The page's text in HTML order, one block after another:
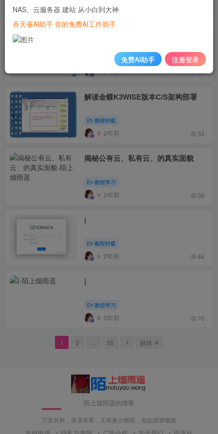
2年前
教程转载
2年前 51
解读金蝶K3WISE版本C/S架构部署
教程转载
2年前 54
揭秘公有云、私有云、的真实面貌
教程学习
2年前 56
|
教程转载
2年前 44
|
教程学习
2年前 70
1 2 55 跳转
陌上烟雨遥的博客
万里长秋，落雪有客，又有多少烟雨，似如渺渺烟波
NAS、云服务器 建站 从小白到大神
吞天雀AI助手 你的免费AI工作助手
免费AI助手 注册登录